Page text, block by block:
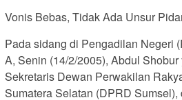
Vonis Bebas, Tidak Ada Unsur
Pada sidang di Pengadilan Negeri
A, Senin (14/2/2005), Abdul
Sekretaris Dewan Perwakilan
Sumatera Selatan (DPRD